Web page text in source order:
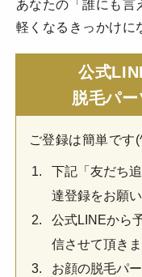
あなたの「誰にも言
軽くなるきっかけに
公式
脱毛パ
ご登録は簡単です
下記「友だち
達登録をお願
公式LINEから
信させて頂き
お顔の脱毛パ